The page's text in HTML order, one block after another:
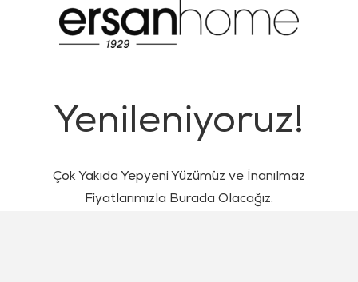
Yenileniyoruz!
Çok Yakıda Yepyeni Yüzümüz ve İnanılmaz
Fiyatlarımızla Burada Olacağız.